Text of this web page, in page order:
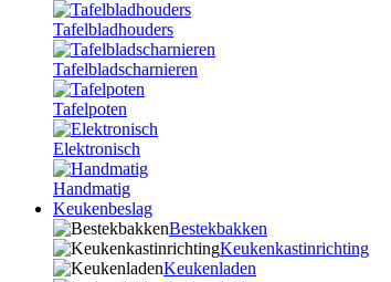
Tafelbladhouders
Tafelbladscharnieren
Tafelpoten
Elektronisch
Handmatig
Keukenbeslag
Bestekbakken
Keukenkastinrichting
Keukenladen